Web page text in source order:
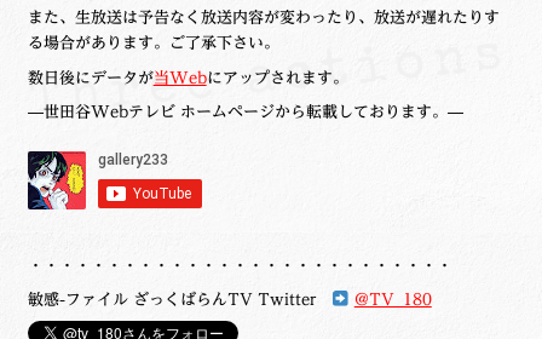
また、生放送は予告なく放送内容が変わったり、放送が遅れたりす
る場合があります。ご了承下さい。
数日後にデータが当Webにアップされます。
—世田谷Webテレビ ホームページから転載しております。—
・・・・・・・・・・・・・・・・・・・・・・・・・・・
敏感-ファイル ざっくばらんTV Twitter @TV_180